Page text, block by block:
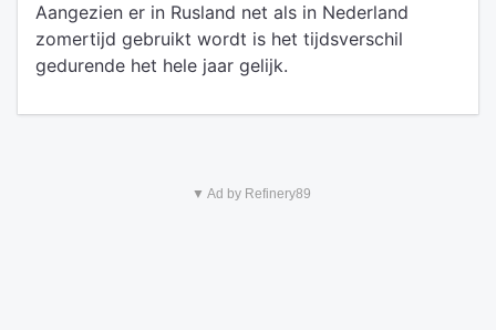
Aangezien er in Rusland net als in Nederland
zomertijd gebruikt wordt is het tijdsverschil
gedurende het hele jaar gelijk.
▼ Ad by Refinery89